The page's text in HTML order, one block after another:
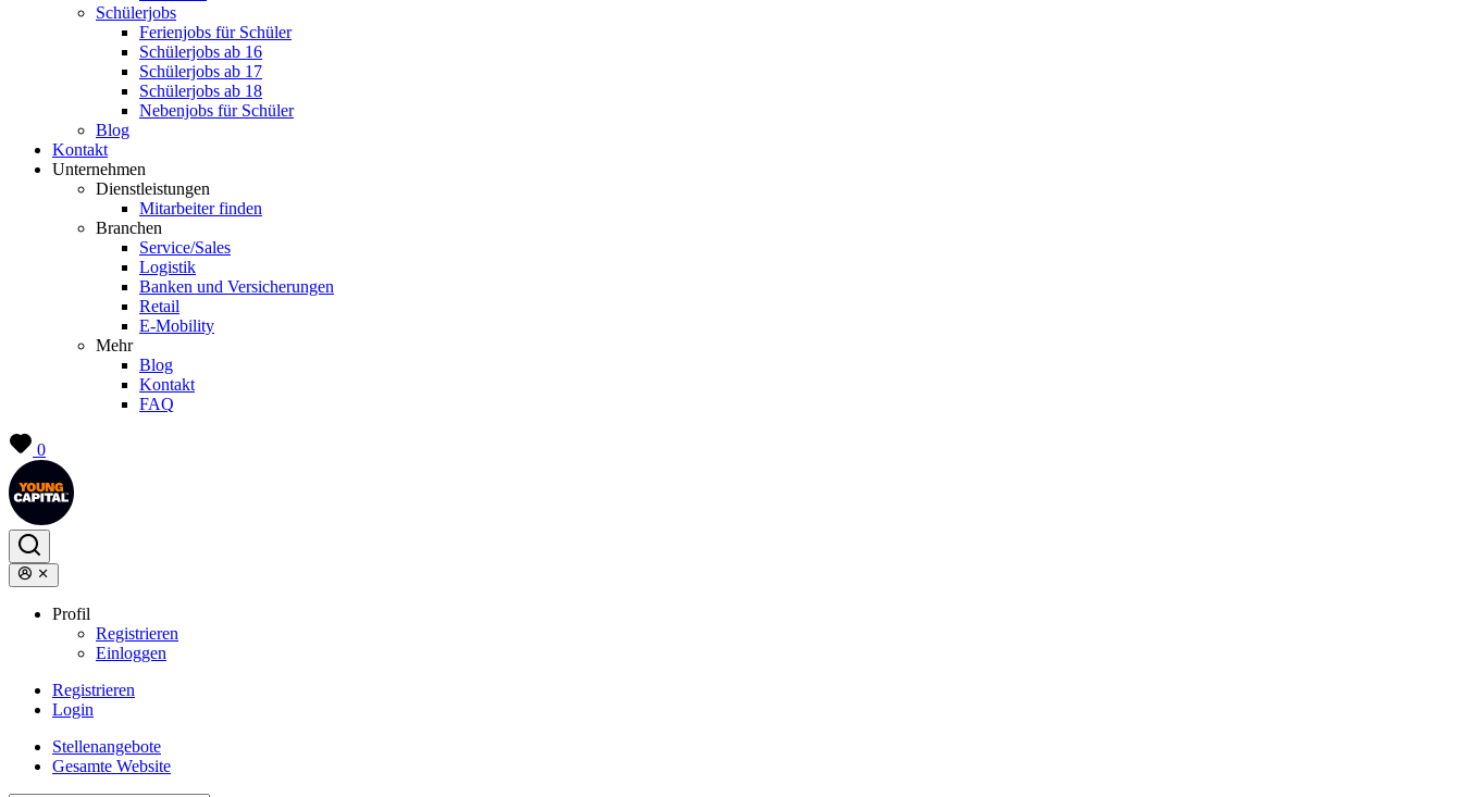
Schülerjobs
Ferienjobs für Schüler
Schülerjobs ab 16
Schülerjobs ab 17
Schülerjobs ab 18
Nebenjobs für Schüler
Blog
Kontakt
Unternehmen
Dienstleistungen
Mitarbeiter finden
Branchen
Service/Sales
Logistik
Banken und Versicherungen
Retail
E-Mobility
Mehr
Blog
Kontakt
FAQ
0
Profil
Registrieren
Einloggen
Registrieren
Login
Stellenangebote
Gesamte Website